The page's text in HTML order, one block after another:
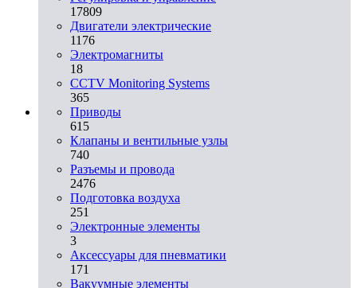
17809
Двигатели электрические
1176
Электромагниты
18
CCTV Monitoring Systems
365
Приводы
615
Клапаны и вентильные узлы
740
Разъемы и провода
2476
Подготовка воздуха
251
Электронные элементы
3
Аксессуары для пневматики
171
Вакуумные элементы